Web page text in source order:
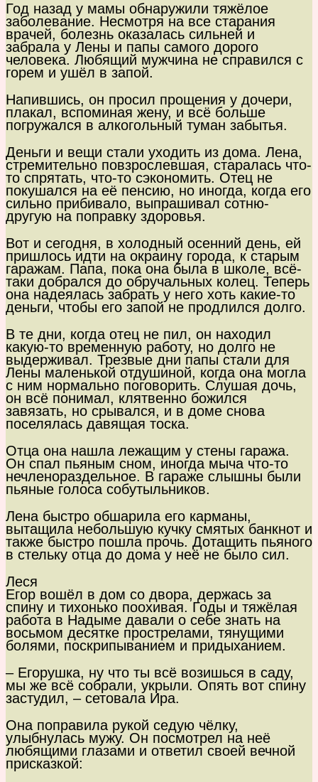
Год назад у мамы обнаружили тяжёлое
заболевание. Несмотря на все старания
врачей, болезнь оказалась сильней и
забрала у Лены и папы самого дорого
человека. Любящий мужчина не справился с
горем и ушёл в запой.
Напившись, он просил прощения у дочери,
плакал, вспоминая жену, и всё больше
погружался в алкогольный туман забытья.
Деньги и вещи стали уходить из дома. Лена,
стремительно повзрослевшая, старалась что-
то спрятать, что-то сэкономить. Отец не
покушался на её пенсию, но иногда, когда его
сильно прибивало, выпрашивал сотню-
другую на поправку здоровья.
Вот и сегодня, в холодный осенний день, ей
пришлось идти на окраину города, к старым
гаражам. Папа, пока она была в школе, всё-
таки добрался до обручальных колец. Теперь
она надеялась забрать у него хоть какие-то
деньги, чтобы его запой не продлился долго.
В те дни, когда отец не пил, он находил
какую-то временную работу, но долго не
выдерживал. Трезвые дни папы стали для
Лены маленькой отдушиной, когда она могла
с ним нормально поговорить. Слушая дочь,
он всё понимал, клятвенно божился
завязать, но срывался, и в доме снова
поселялась давящая тоска.
Отца она нашла лежащим у стены гаража.
Он спал пьяным сном, иногда мыча что-то
нечленораздельное. В гараже слышны были
пьяные голоса собутыльников.
Лена быстро обшарила его карманы,
вытащила небольшую кучку смятых банкнот и
также быстро пошла прочь. Дотащить пьяного
в стельку отца до дома у неё не было сил.
Леся
Егор вошёл в дом со двора, держась за
спину и тихонько поохивая. Годы и тяжёлая
работа в Надыме давали о себе знать на
восьмом десятке прострелами, тянущими
болями, поскрипыванием и придыханием.
– Егорушка, ну что ты всё возишься в саду,
мы же всё собрали, укрыли. Опять вот спину
застудил, – сетовала Ира.
Она поправила рукой седую чёлку,
улыбнулась мужу. Он посмотрел на неё
любящими глазами и ответил своей вечной
присказкой: